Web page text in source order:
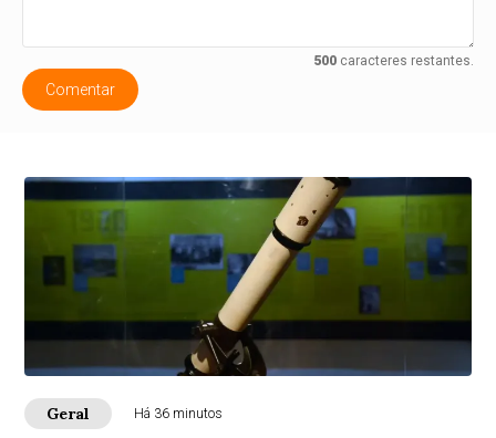
500caracteres restantes.
Comentar
Geral Há 36 minutos